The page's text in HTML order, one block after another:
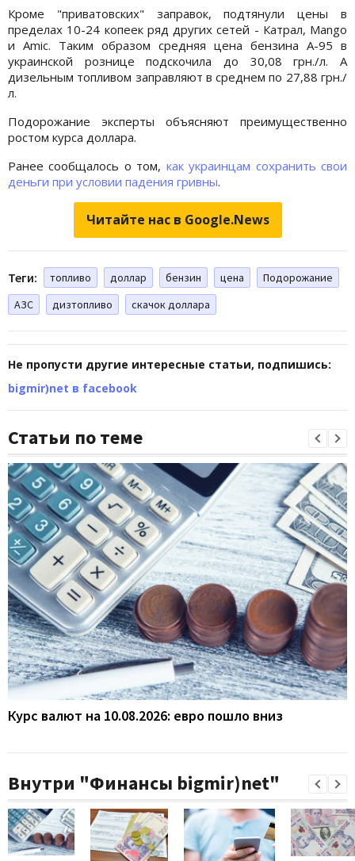
Кроме "приватовских" заправок, подтянули цены в
пределах 10-24 копеек ряд других сетей - Катрал, Mango
и Amic. Таким образом средняя цена бензина А-95 в
украинской рознице подскочила до 30,08 грн./л. А
дизельным топливом заправляют в среднем по 27,88 грн./
л.
Подорожание эксперты объясняют преимущественно
ростом курса доллара.
Ранее сообщалось о том, как украинцам сохранить свои
деньги при условии падения гривны.
Читайте нас в Google.News
Теги: топливо доллар бензин цена
Подорожание
АЗС
дизтопливо скачок доллара
Не пропусти другие интересные статьи, подпишись:
bigmir)net в facebook
Статьи по теме
Курс валют на 10.08.2026: евро пошло вниз
Внутри "Финансы bigmir)net"